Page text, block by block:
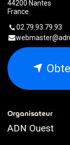
44200 Nantes
France
02.79.93.79.93
Organisateur
ADN Ouest